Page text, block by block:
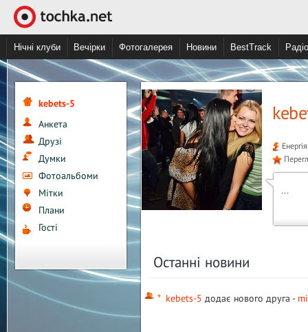
Нічні клуби Вечірки Фотогалерея Новини BestTrack
kebets-5
Анкета
Друзі
Думки
Фотоальбоми
Мітки
Плани
Гості
Енергія
...
Останні новини
kebets-5 додає нового друга -